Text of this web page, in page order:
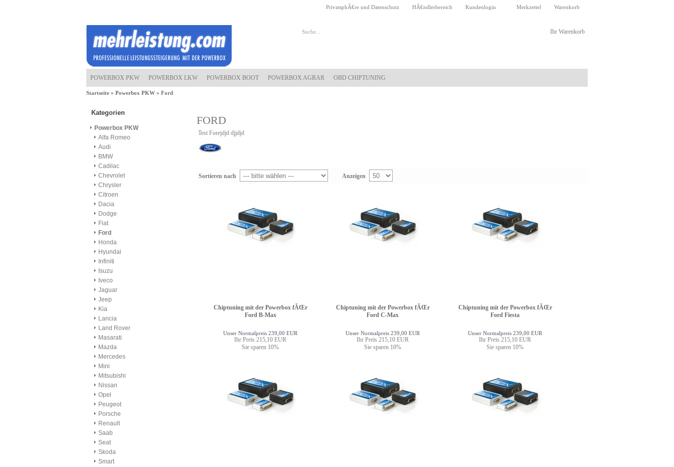
PrivatsphÃ€re und Datenschutz HÃ€ndlerbereich Kundenlogin Merkzettel Warenkorb
Ihr Warenkorb
POWERBOX PKW POWERBOX LKW POWERBOX BOOT POWERBOX AGRAR OBD CHIPTUNING
Startseite » Powerbox PKW » Ford
FORD
Test Forejdjd djjdjd
Sortieren nach Anzeigen
Chiptuning mit der Powerbox fÃŒr
Ford B-Max
Unser Normalpreis 239,00 EUR
Ihr Preis 215,10 EUR
Sie sparen 10%
Chiptuning mit der Powerbox fÃŒr
Ford C-Max
Unser Normalpreis 239,00 EUR
Ihr Preis 215,10 EUR
Sie sparen 10%
Chiptuning mit der Powerbox fÃŒr
Ford Fiesta
Unser Normalpreis 239,00 EUR
Ihr Preis 215,10 EUR
Sie sparen 10%
Kategorien
Powerbox PKW
Alfa Romeo
Audi
BMW
Cadilac
Chevrolet
Chrysler
Citroen
Dacia
Dodge
Fiat
Ford
Honda
Hyundai
Infiniti
Isuzu
Iveco
Jaguar
Jeep
Kia
Lancia
Land Rover
Masarati
Mazda
Mercedes
Mini
Mitsubishi
Nissan
Opel
Peugeot
Porsche
Renault
Saab
Seat
Skoda
Smart